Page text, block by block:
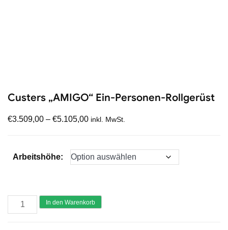
Custers „AMIGO“ Ein-Personen-Rollgerüst
€3.509,00 – €5.105,00 inkl. MwSt.
Arbeitshöhe:
Custers
"AMIGO"
In den Warenkorb